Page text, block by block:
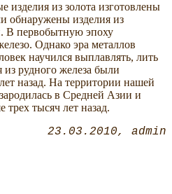
изделия из золота изготовлены
обнаружены изделия из
В первобытную эпоху
Однако эра металлов
научился выплавлять, лить
рудного железа были
назад. На территории нашей
в Средней Азии и
трех тысяч лет назад.
23.03.2010 admin